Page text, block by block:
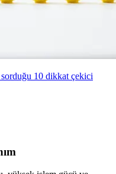
10 dikkat çekici